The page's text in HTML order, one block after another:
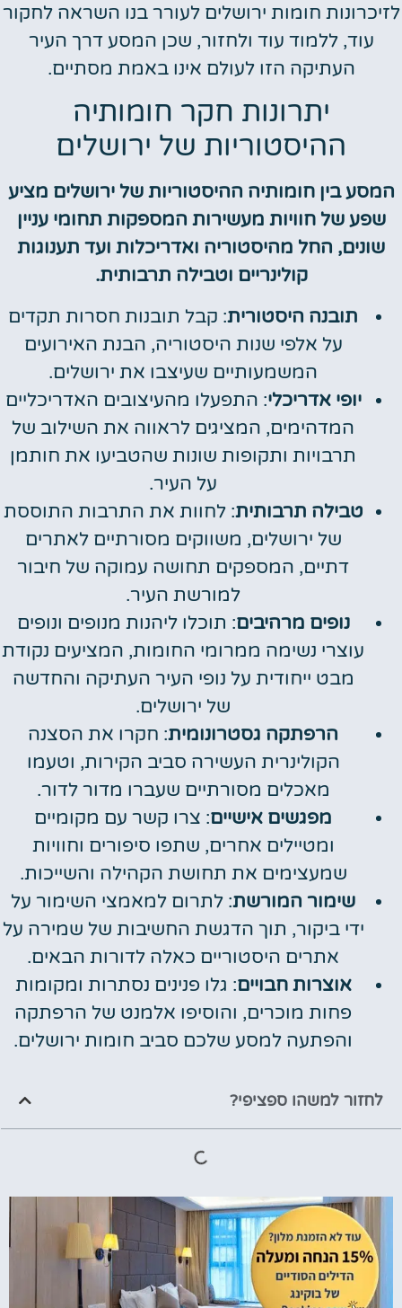
לזיכרונות חומות ירושלים לעורר בנו השראה לחקור
עוד, ללמוד עוד ולחזור, שכן המסע דרך העיר
העתיקה הזו לעולם אינו באמת מסתיים.
יתרונות חקר חומותיה
ההיסטוריות של ירושלים
המסע בין חומותיה ההיסטוריות של ירושלים מציע
שפע של חוויות מעשירות המספקות תחומי עניין
שונים, החל מהיסטוריה ואדריכלות ועד תענוגות
קולינריים וטבילה תרבותית.
תובנה היסטורית: קבל תובנות חסרות תקדים
על אלפי שנות היסטוריה, הבנת האירועים
המשמעותיים שעיצבו את ירושלים.
יופי אדריכלי: התפעלו מהעיצובים האדריכליים
המדהימים, המציגים לראווה את השילוב של
תרבויות ותקופות שונות שהטביעו את חותמן
על העיר.
טבילה תרבותית: לחוות את התרבות התוססת
של ירושלים, משווקים מסורתיים לאתרים
דתיים, המספקים תחושה עמוקה של חיבור
למורשת העיר.
נופים מרהיבים: תוכלו ליהנות מנופים ונופים
עוצרי נשימה ממרומי החומות, המציעים נקודת
מבט ייחודית על נופי העיר העתיקה והחדשה
של ירושלים.
הרפתקה גסטרונומית: חקרו את הסצנה
הקולינרית העשירה סביב הקירות, וטעמו
מאכלים מסורתיים שעברו מדור לדור.
מפגשים אישיים: צרו קשר עם מקומיים
ומטיילים אחרים, שתפו סיפורים וחוויות
שמעצימים את תחושת הקהילה והשייכות.
שימור המורשת: לתרום למאמצי השימור על
ידי ביקור, תוך הדגשת החשיבות של שמירה על
אתרים היסטוריים כאלה לדורות הבאים.
אוצרות חבויים: גלו פנינים נסתרות ומקומות
פחות מוכרים, והוסיפו אלמנט של הרפתקה
והפתעה למסע שלכם סביב חומות ירושלים.
לחזור למשהו ספציפי?